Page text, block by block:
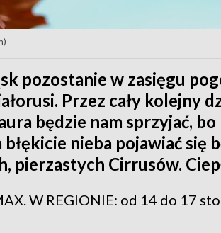
pozostanie w zasięgu
Przez cały kolejny
będzie nam sprzyjać,
błękicie nieba pojawiać
pierzastych Cirrusów.
W REGIONIE: od 14 do 17